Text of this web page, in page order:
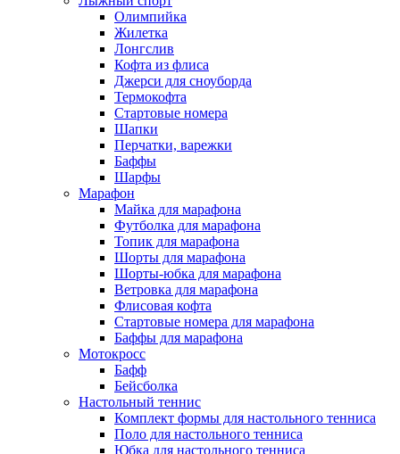
Олимпийка
Жилетка
Лонгслив
Кофта из флиса
Джерси для сноуборда
Термокофта
Стартовые номера
Шапки
Перчатки, варежки
Баффы
Шарфы
Марафон
Майка для марафона
Футболка для марафона
Топик для марафона
Шорты для марафона
Шорты-юбка для марафона
Ветровка для марафона
Флисовая кофта
Стартовые номера для марафона
Баффы для марафона
Мотокросс
Бафф
Бейсболка
Настольный теннис
Комплект формы для настольного тенниса
Поло для настольного тенниса
Юбка для настольного тенниса